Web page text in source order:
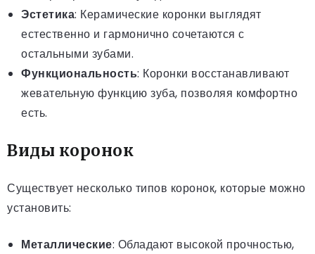
Эстетика: Керамические коронки выглядят
естественно и гармонично сочетаются с
остальными зубами.
Функциональность: Коронки восстанавливают
жевательную функцию зуба, позволяя комфортно
есть.
Виды коронок
Существует несколько типов коронок, которые можно
установить:
Металлические: Обладают высокой прочностью,